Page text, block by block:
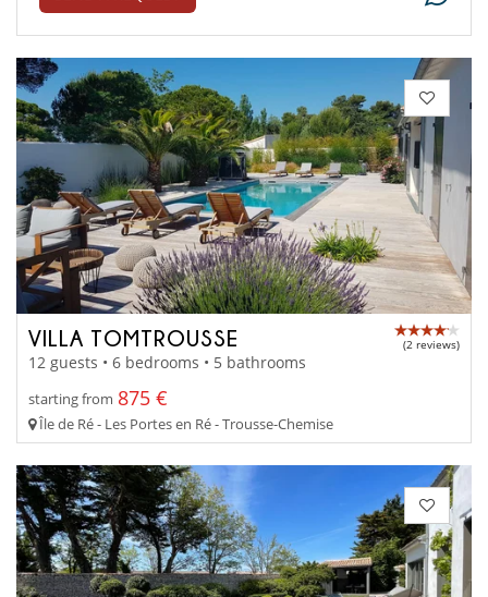
VILLA TOMTROUSSE (2 reviews)
12 guests • 6 bedrooms • 5 bathrooms
starting from 875 €
Île de Ré - Les Portes en Ré - Trousse-Chemise